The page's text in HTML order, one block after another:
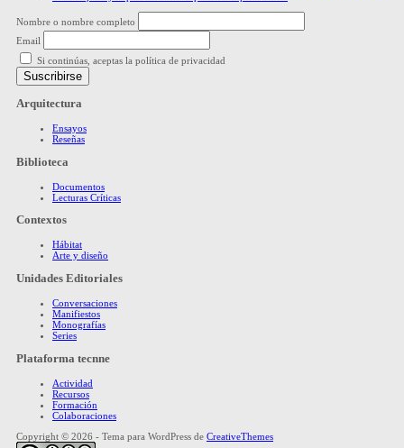
Nombre o nombre completo
Email
Si continúas, aceptas la política de privacidad
Arquitectura
Ensayos
Reseñas
Biblioteca
Documentos
Lecturas Críticas
Contextos
Hábitat
Arte y diseño
Unidades Editoriales
Conversaciones
Manifiestos
Monografías
Series
Plataforma tecnne
Actividad
Recursos
Formación
Colaboraciones
Copyright © 2026 - Tema para WordPress de CreativeThemes